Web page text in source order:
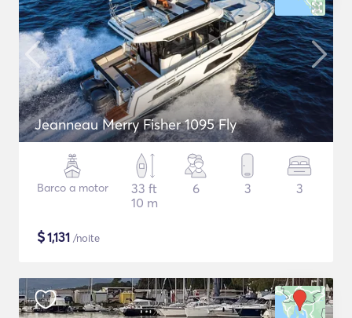
Jeanneau Merry Fisher 1095 Fly
Barco a motor
33 ft
10 m
6 3 3
$1,131 /noite